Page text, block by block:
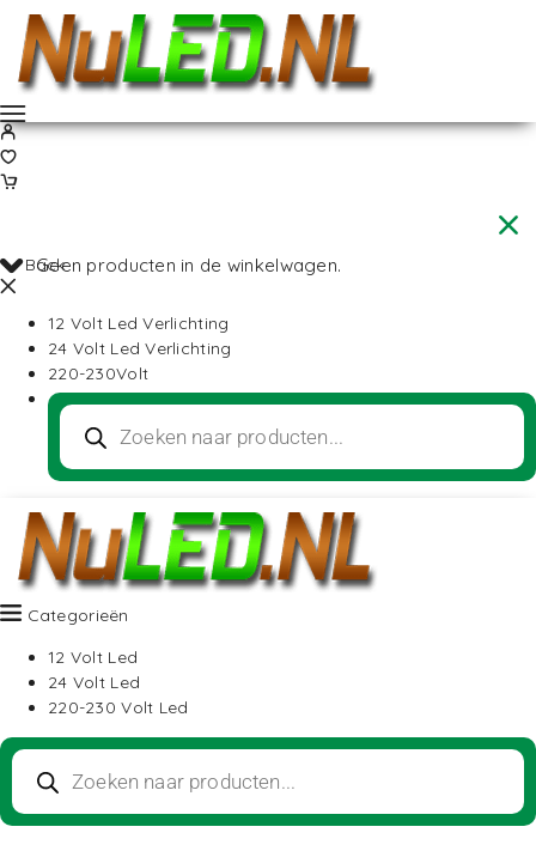
Geen producten in de winkelwagen.
Back
12 Volt Led Verlichting
24 Volt Led Verlichting
220-230Volt
Categorieën
12 Volt Led
24 Volt Led
220-230 Volt Led